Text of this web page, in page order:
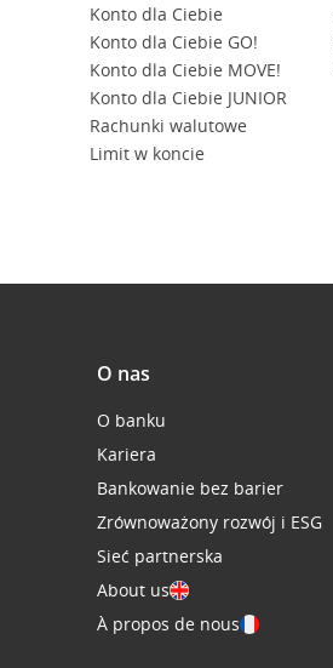
Konto dla Ciebie
Konto dla Ciebie GO!
Konto dla Ciebie MOVE!
Konto dla Ciebie JUNIOR
Rachunki walutowe
Limit w koncie
O nas
O banku
Kariera
Bankowanie bez barier
Zrównoważony rozwój i ESG
Sieć partnerska
About us
À propos de nous